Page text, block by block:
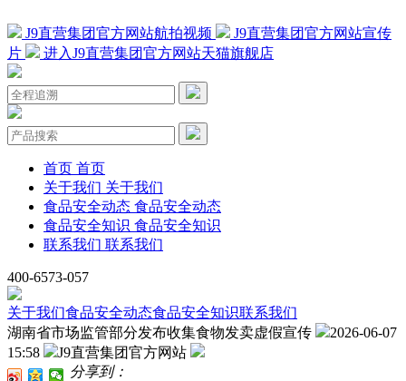
J9直营集团官方网站航拍视频
J9直营集团官方网站宣传
片
进入J9直营集团官方网站天猫旗舰店
首页 首页
关于我们 关于我们
食品安全动态 食品安全动态
食品安全知识 食品安全知识
联系我们 联系我们
400-6573-057
关于我们食品安全动态食品安全知识联系我们
湖南省市场监管部分发布收集食物发卖虚假宣传
2026-06-07
15:58
J9直营集团官方网站
分享到：